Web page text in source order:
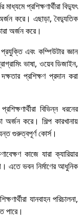
প্রশিক্ষণার্থীরা বিদ্যুৎ
অর্জন করে। এছাড়া, বৈদ্যুতিক
অর্জন করে।
এবং কম্পিউটার জ্ঞান
ভাষা, ওয়েব ডিজাইন,
প্রশিক্ষণ প্রদান করা
বিভিন্ন ধরনের
অর্জন করে। শিল্প কারখানায়
গুরুত্বপূর্ণ কোর্স।
কাজে যারা ক্যারিয়ার
এতে ভবন নির্মাণের আধুনিক
যানবাহন পরিচালনা,
পারে।